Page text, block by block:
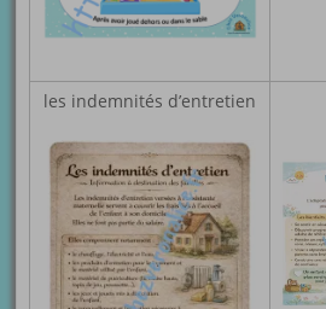
les indemnités d’entretien